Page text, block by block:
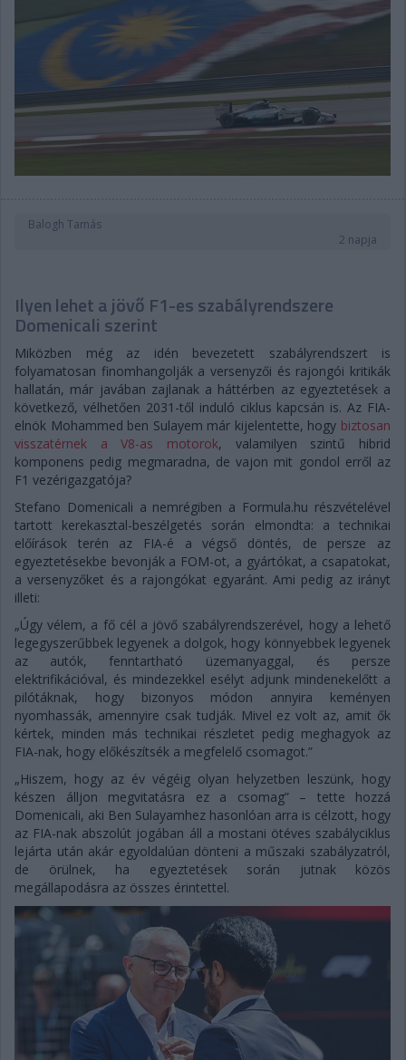
Balogh Tamás
2 napja
Ilyen lehet a jövő F1-es szabályrendszere
Domenicali szerint
Miközben még az idén bevezetett szabályrendszert is
folyamatosan finomhangolják a versenyzői és rajongói kritikák
hallatán, már javában zajlanak a háttérben az egyeztetések a
következő, vélhetően 2031-től induló ciklus kapcsán is. Az FIA-
elnök Mohammed ben Sulayem már kijelentette, hogy biztosan
visszatérnek a V8-as motorok, valamilyen szintű hibrid
komponens pedig megmaradna, de vajon mit gondol erről az
F1 vezérigazgatója?
Stefano Domenicali a nemrégiben a Formula.hu részvételével
tartott kerekasztal-beszélgetés során elmondta: a technikai
előírások terén az FIA-é a végső döntés, de persze az
egyeztetésekbe bevonják a FOM-ot, a gyártókat, a csapatokat,
a versenyzőket és a rajongókat egyaránt. Ami pedig az irányt
illeti:
„Úgy vélem, a fő cél a jövő szabályrendszerével, hogy a lehető
legegyszerűbbek legyenek a dolgok, hogy könnyebbek legyenek
az autók, fenntartható üzemanyaggal, és persze
elektrifikációval, és mindezekkel esélyt adjunk mindenekelőtt a
pilótáknak, hogy bizonyos módon annyira keményen
nyomhassák, amennyire csak tudják. Mivel ez volt az, amit ők
kértek, minden más technikai részletet pedig meghagyok az
FIA-nak, hogy előkészítsék a megfelelő csomagot.”
„Hiszem, hogy az év végéig olyan helyzetben leszünk, hogy
készen álljon megvitatásra ez a csomag” – tette hozzá
Domenicali, aki Ben Sulayamhez hasonlóan arra is célzott, hogy
az FIA-nak abszolút jogában áll a mostani ötéves szabályciklus
lejárta után akár egyoldalúan dönteni a műszaki szabályzatról,
de örülnek, ha egyeztetések során jutnak közös
megállapodásra az összes érintettel.